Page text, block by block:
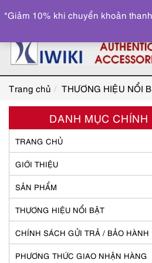
Trang chủ THƯƠNG HIỆU NỔI
DANH MỤC CHÍNH
TRANG CHỦ
GIỚI THIỆU
SẢN PHẨM
THƯƠNG HIỆU NỔI BẬT
CHÍNH SÁCH GỬI TRẢ / BẢO HÀNH
PHƯƠNG THỨC GIAO NHẬN HÀNG
*Giảm 10% khi chuyển khoản